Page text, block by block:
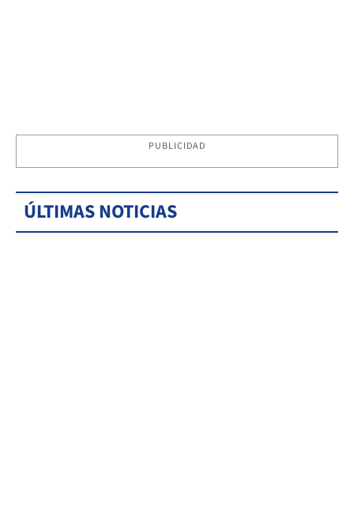
PUBLICIDAD
ÚLTIMAS NOTICIAS